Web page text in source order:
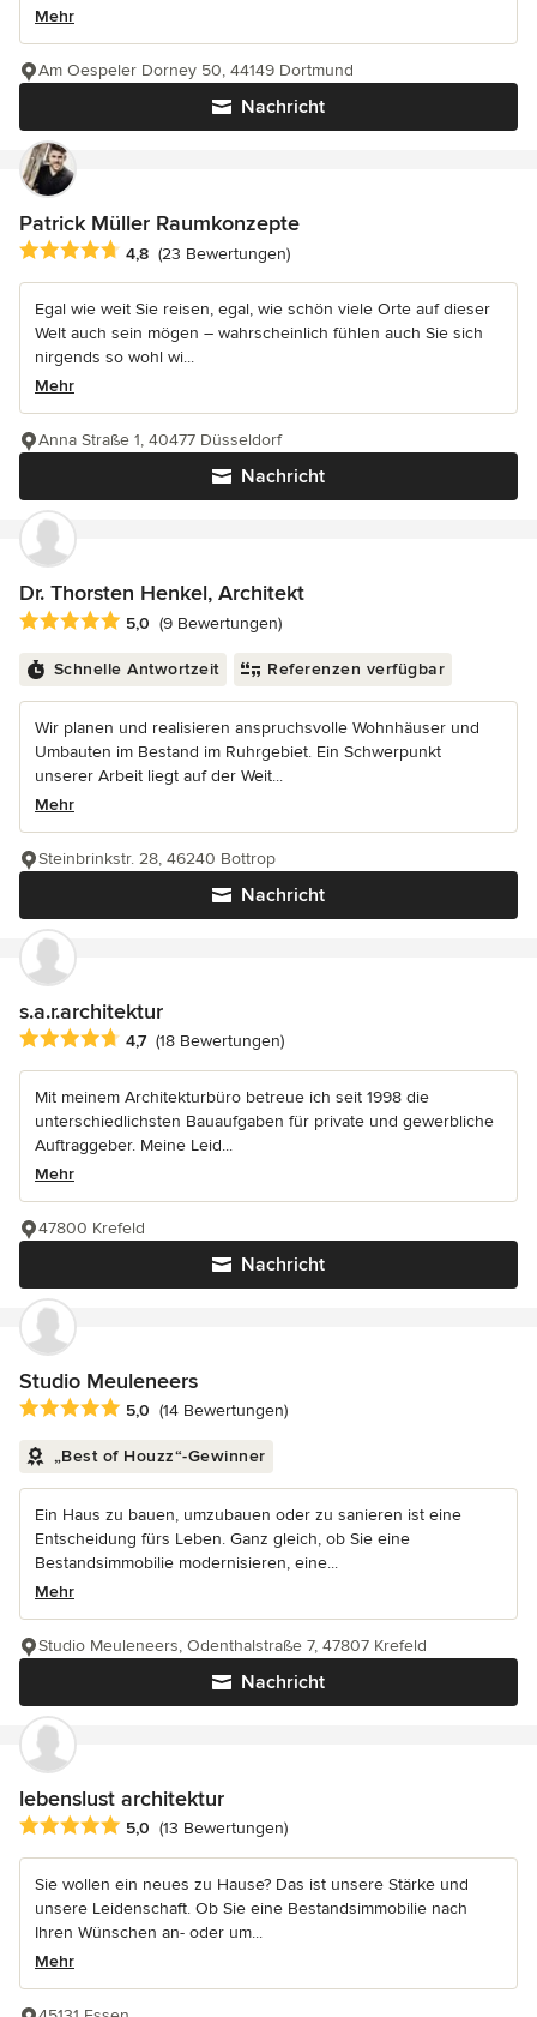
Mehr
Nachricht
Am Oespeler Dorney 50, 44149 Dortmund
Patrick Müller Raumkonzepte
Durchschnittliche Bewertung: 4.8 von 5 Sternen
4,8 (23 Bewertungen)
Egal wie weit Sie reisen, egal, wie schön viele Orte auf dieser
Welt auch sein mögen – wahrscheinlich fühlen auch Sie sich
nirgends so wohl wi...
Mehr
Nachricht
Anna Straße 1, 40477 Düsseldorf
Dr. Thorsten Henkel, Architekt
Durchschnittliche Bewertung: 5 von 5 Sternen
5,0 (9 Bewertungen)
Schnelle Antwortzeit Referenzen verfügbar
Wir planen und realisieren anspruchsvolle Wohnhäuser und
Umbauten im Bestand im Ruhrgebiet. Ein Schwerpunkt
unserer Arbeit liegt auf der Weit...
Mehr
Nachricht
Steinbrinkstr. 28, 46240 Bottrop
s.a.r.architektur
Durchschnittliche Bewertung: 4.7 von 5 Sternen
4,7 (18 Bewertungen)
Mit meinem Architekturbüro betreue ich seit 1998 die
unterschiedlichsten Bauaufgaben für private und gewerbliche
Auftraggeber. Meine Leid...
Mehr
Nachricht
47800 Krefeld
Studio Meuleneers
Durchschnittliche Bewertung: 5 von 5 Sternen
5,0 (14 Bewertungen)
„Best of Houzz“-Gewinner
Ein Haus zu bauen, umzubauen oder zu sanieren ist eine
Entscheidung fürs Leben. Ganz gleich, ob Sie eine
Bestandsimmobilie modernisieren, eine...
Mehr
Nachricht
Studio Meuleneers, Odenthalstraße 7, 47807 Krefeld
lebenslust architektur
Durchschnittliche Bewertung: 5 von 5 Sternen
5,0 (13 Bewertungen)
Sie wollen ein neues zu Hause? Das ist unsere Stärke und
unsere Leidenschaft. Ob Sie eine Bestandsimmobilie nach
Ihren Wünschen an- oder um...
Mehr